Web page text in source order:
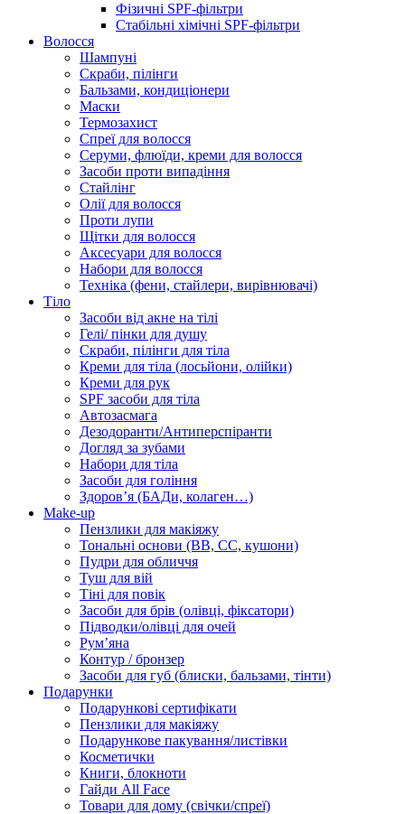
Фізичні SPF-фільтри
Стабільні хімічні SPF-фільтри
Волосся
Шампуні
Скраби, пілінги
Бальзами, кондиціонери
Маски
Термозахист
Спреї для волосся
Серуми, флюїди, креми для волосся
Засоби проти випадіння
Стайлінг
Олії для волосся
Проти лупи
Щітки для волосся
Аксесуари для волосся
Набори для волосся
Техніка (фени, стайлери, вирівнювачі)
Тіло
Засоби від акне на тілі
Гелі/ пінки для душу
Скраби, пілінги для тіла
Креми для тіла (лосьйони, олійки)
Креми для рук
SPF засоби для тіла
Автозасмага
Дезодоранти/Антиперспіранти
Догляд за зубами
Набори для тіла
Засоби для гоління
Здоровʼя (БАДи, колаген…)
Make-up
Пензлики для макіяжу
Тональні основи (BB, CC, кушони)
Пудри для обличчя
Туш для вій
Тіні для повік
Засоби для брів (олівці, фіксатори)
Підводки/олівці для очей
Румʼяна
Контур / бронзер
Засоби для губ (блиски, бальзами, тінти)
Подарунки
Подарункові сертифікати
Пензлики для макіяжу
Подарункове пакування/листівки
Косметички
Книги, блокноти
Гайди All Face
Товари для дому (свічки/спреї)